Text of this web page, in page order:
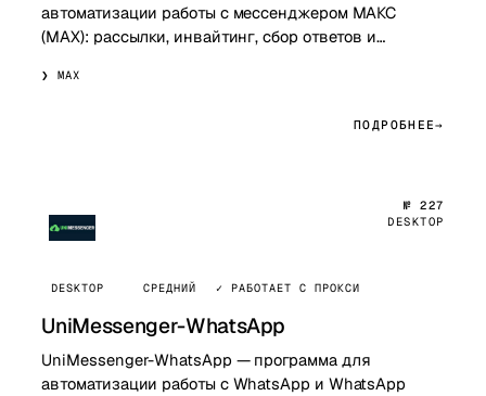
автоматизации работы с мессенджером МАКС
(MAX): рассылки, инвайтинг, сбор ответов и
многопоточности и аналитики …
MAX
ПОДРОБНЕЕ
№ 227
DESKTOP
DESKTOP СРЕДНИЙ ✓ РАБОТАЕТ С ПРОКСИ
UniMessenger-WhatsApp
UniMessenger-WhatsApp — программа для
автоматизации работы с WhatsApp и WhatsApp